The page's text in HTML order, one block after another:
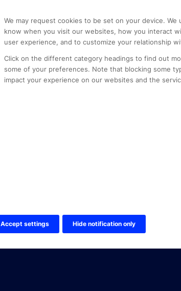
We may request cookies to be set on your device. We
know when you visit our websites, how you interact
user experience, and to customize your relationship
Click on the different category headings to find out
some of your preferences. Note that blocking some
impact your experience on our websites and the
Accept settings Hide notification only
ONLINE PARTNER AB
Mejerivägen 3
117 61 Stockholm
Tel: 08-42 00 04 00
Hitta hit